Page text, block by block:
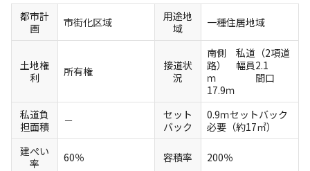
都市計
画
市街化区域
用途地
域
一種住居地域
土地権
利
所有権
接道状
況
南側 私道（2項道
路） 幅員2.1
ｍ 間口
17.9ｍ
私道負
担面積
－
セット
バック
0.9ｍセットバック
必要（約17㎡）
建ぺい
率
60％ 容積率 200％